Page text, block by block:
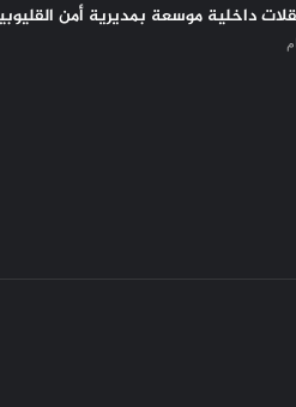
داخلية موسعة بمديرية أمن